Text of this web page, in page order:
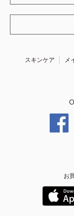
スキンケア メ
お